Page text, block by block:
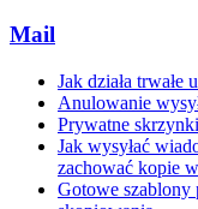
Mail
Jak działa trwałe
Anulowanie
Prywatne
Jak wysyłać
zachować kopie
Gotowe szablony